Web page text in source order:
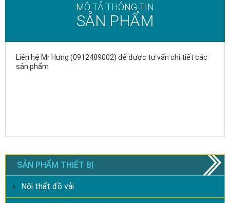
MÔ TẢ THÔNG TIN
SẢN PHẨM
Liên hệ Mr Hưng (0912489002) để được tư vấn chi tiết các
sản phẩm
SẢN PHẨM THIẾT BỊ
Nội thất đồ vải